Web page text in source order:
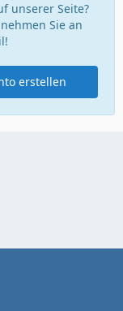
unserer Seite?
Sie an
erstellen